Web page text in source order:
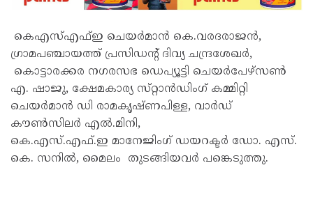
കെഎസ്എഫ്ഇ ചെയർമാൻ കെ.വരദരാജൻ,
ഗ്രാമപഞ്ചായത്ത്‌ പ്രസിഡന്റ്‌ ദിവ്യ ചന്ദ്രശേഖർ,
കൊട്ടാരക്കര നഗരസഭ ഡെപ്യൂട്ടി ചെയർപേഴ്‌സൺ
എ. ഷാജു, ക്ഷേമകാര്യ സ്‌റ്റാൻഡിംഗ് കമ്മിറ്റി
ചെയർമാൻ ഡി രാമകൃഷ്ണപിള്ള, വാർഡ്
കൗൺസിലർ എൽ.മിനി,
കെ.എസ്.എഫ്.ഇ മാനേജിംഗ് ഡയറക്ടർ ഡോ. എസ്.
കെ. സനിൽ, മൈലം തുടങ്ങിയവർ പങ്കെടുത്തു.